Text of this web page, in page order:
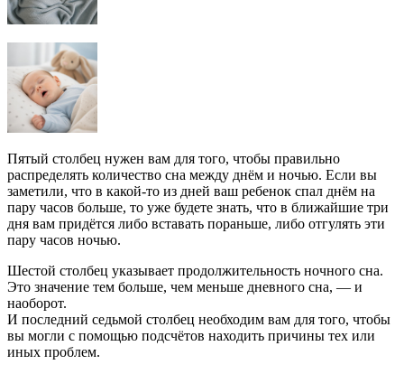
Пятый столбец нужен вам для того, чтобы правильно
распределять количество сна между днём и ночью. Если вы
заметили, что в какой-то из дней ваш ребенок спал днём на
пару часов больше, то уже будете знать, что в ближайшие три
дня вам придётся либо вставать пораньше, либо отгулять эти
пару часов ночью.
Шестой столбец указывает продолжительность ночного сна.
Это значение тем больше, чем меньше дневного сна, — и
наоборот.
И последний седьмой столбец необходим вам для того, чтобы
вы могли с помощью подсчётов находить причины тех или
иных проблем.